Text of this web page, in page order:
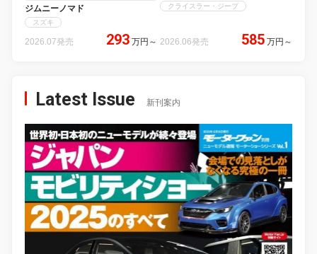
ジムニーノマド
スズキ
2026.07発売 293 万円 ～
クライスラー・ジープ
2026.06発売 585 万円 ～
Latest Issue 新刊案内